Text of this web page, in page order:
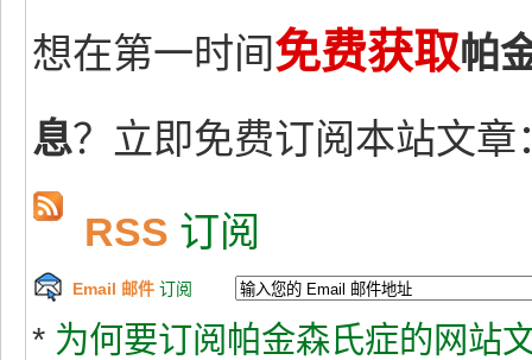
想在第一时间免费获取帕
息？立即免费订阅本站文章
RSS 订阅
Email 邮件 订阅
* 为何要订阅帕金森氏症的网站